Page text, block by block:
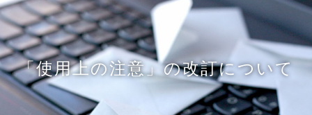
「使用上の注意」の改訂について